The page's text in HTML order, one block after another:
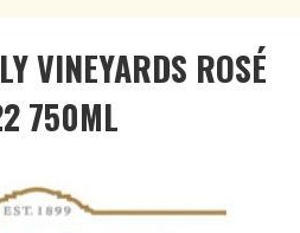
VINEYARDS ROSÉ
750ML